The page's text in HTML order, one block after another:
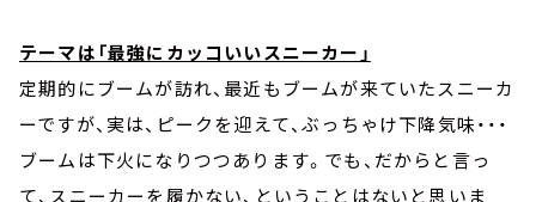
テーマは「最強にカッコいいスニーカー」
定期的にブームが訪れ、最近もブームが来ていたスニーカ
ーですが、実は、ピークを迎えて、ぶっちゃけ下降気味・・・
ブームは下火になりつつあります。でも、だからと言っ
て、スニーカーを履かない、ということはないと思いま